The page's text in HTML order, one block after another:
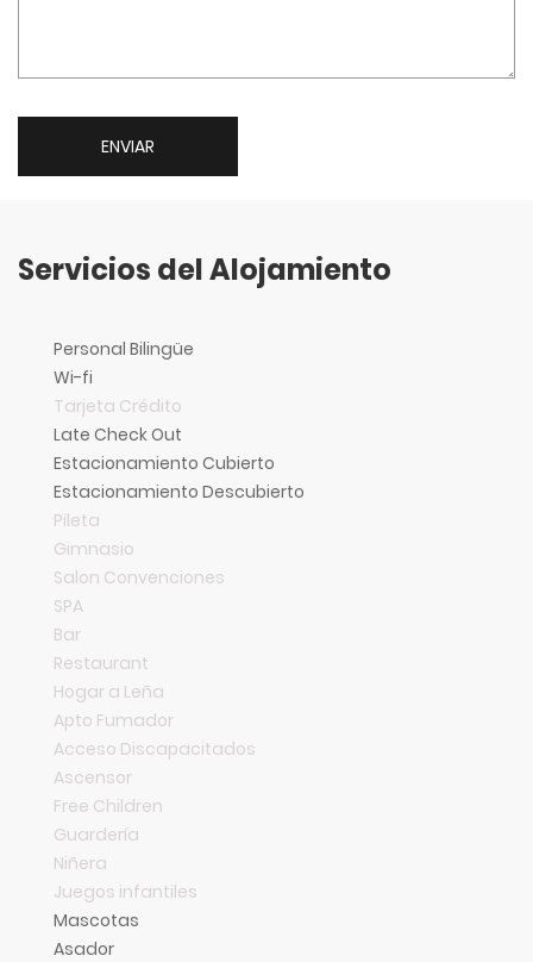
ENVIAR
Servicios del Alojamiento
Personal Bilingüe
Wi-fi
Tarjeta Crédito
Late Check Out
Estacionamiento Cubierto
Estacionamiento Descubierto
Pileta
Gimnasio
Salon Convenciones
SPA
Bar
Restaurant
Hogar a Leña
Apto Fumador
Acceso Discapacitados
Ascensor
Free Children
Guardería
Niñera
Juegos infantiles
Mascotas
Asador